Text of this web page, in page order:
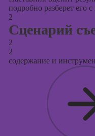
подробно разберет его
2
Сценарий
2
2
содержание и